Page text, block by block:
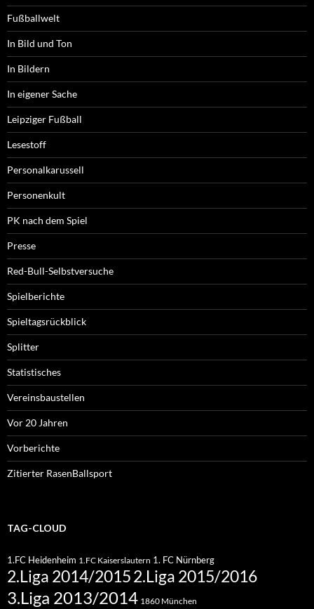
Fußballwelt
In Bild und Ton
In Bildern
In eigener Sache
Leipziger Fußball
Lesestoff
Personalkarussell
Personenkult
PK nach dem Spiel
Presse
Red-Bull-Selbstversuche
Spielberichte
Spieltagsrückblick
Splitter
Statistisches
Vereinsbaustellen
Vor 20 Jahren
Vorberichte
Zitierter RasenBallsport
TAG-CLOUD
1.FC Heidenheim 1.FC Kaiserslautern 1. FC Nürnberg
2.Liga 2014/20152.Liga 2015/2016
3.Liga 2013/2014 1860 München